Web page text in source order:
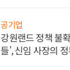
공기업
강원랜드 정책 불
들', 신임 사장의